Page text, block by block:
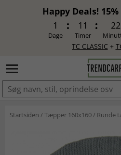
Happy Deals! 15%
1
Dage
11
Timer
22
TC CLASSIC +
LAGT I
Startsiden /Tæpper 160x160/ Runde